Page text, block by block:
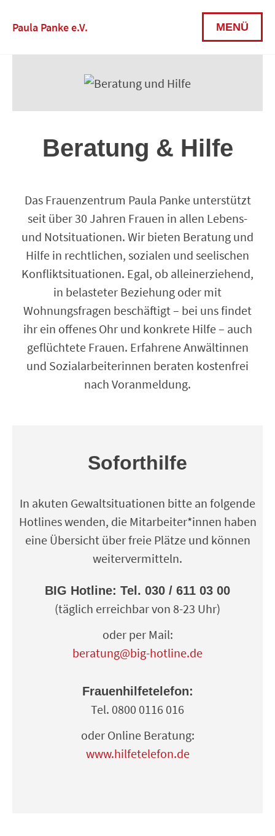
Paula Panke e.V. MENÜ
Beratung & Hilfe
Das Frauenzentrum Paula Panke unterstützt
seit über 30 Jahren Frauen in allen Lebens-
und Notsituationen. Wir bieten Beratung und
Hilfe in rechtlichen, sozialen und seelischen
Konfliktsituationen. Egal, ob alleinerziehend,
in belasteter Beziehung oder mit
Wohnungsfragen beschäftigt – bei uns findet
ihr ein offenes Ohr und konkrete Hilfe – auch
geflüchtete Frauen. Erfahrene Anwältinnen
und Sozialarbeiterinnen beraten kostenfrei
nach Voranmeldung.
Soforthilfe
In akuten Gewaltsituationen bitte an folgende
Hotlines wenden, die Mitarbeiter*innen haben
eine Übersicht über freie Plätze und können
weitervermitteln.
BIG Hotline: Tel. 030 / 611 03 00
(täglich erreichbar von 8-23 Uhr)
oder per Mail:
beratung@big-hotline.de
Frauenhilfetelefon:
Tel. 0800 0116 016
oder Online Beratung:
www.hilfetelefon.de